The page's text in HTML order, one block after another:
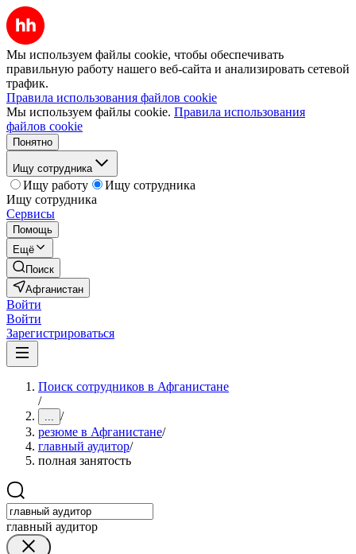
Мы используем файлы cookie, чтобы обеспечивать
правильную работу нашего веб-сайта и анализировать сетевой
трафик.
Правила использования файлов cookie
Мы используем файлы cookie. Правила использования
файлов cookie
Понятно
Ищу сотрудника
Ищу работу
Ищу сотрудника
Ищу сотрудника
Сервисы
Помощь
Ещё
Поиск
Афганистан
Войти
Войти
Зарегистрироваться
Поиск сотрудников в Афганистане
/
... /
резюме в Афганистане/
главный аудитор/
полная занятость
главный аудитор